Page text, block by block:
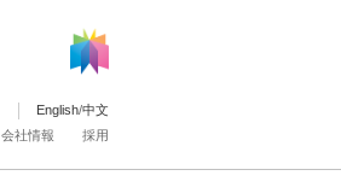
会社情報 採用
English/中文